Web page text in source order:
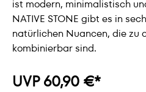
ist modern, minimalistisch
NATIVE STONE gibt es in
natürlichen Nuancen, die zu
kombinierbar sind.
UVP 60,90 €*